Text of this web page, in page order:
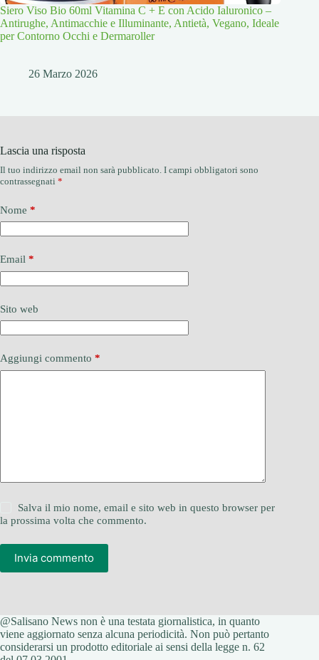
Siero Viso Bio 60ml Vitamina C + E con Acido Ialuronico –
Antirughe, Antimacchie e Illuminante, Antietà, Vegano, Ideale
per Contorno Occhi e Dermaroller
26 Marzo 2026
Lascia una risposta
Il tuo indirizzo email non sarà pubblicato. I campi obbligatori sono
contrassegnati *
Nome *
Email *
Sito web
Aggiungi commento *
Salva il mio nome, email e sito web in questo browser per
la prossima volta che commento.
Invia commento
@Salisano News non è una testata giornalistica, in quanto
viene aggiornato senza alcuna periodicità. Non può pertanto
considerarsi un prodotto editoriale ai sensi della legge n. 62